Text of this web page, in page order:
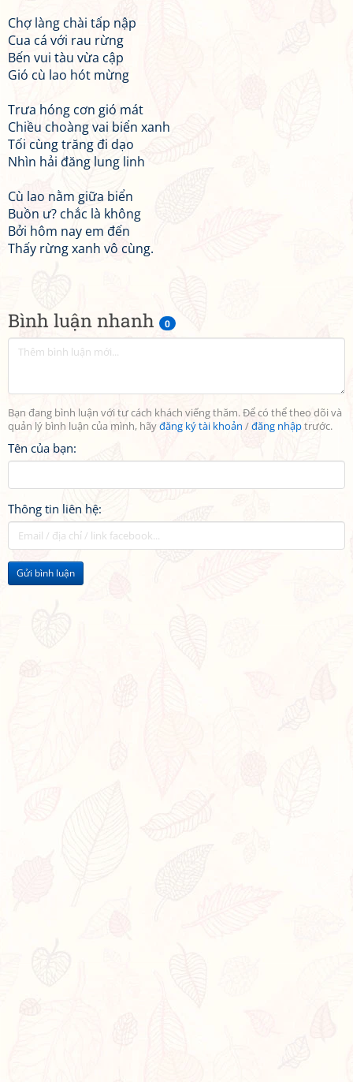
Bình luận nhanh 0
Bạn đang bình luận với tư cách khách viếng thăm. Để có thể theo dõi và
quản lý bình luận của mình, hãyđăng ký tài khoản /đăng nhậptrước.
Tên của bạn:
Thông tin liên hệ:
Gửi bình luận
Chợ làng chài tấp nập
Cua cá với rau rừng
Bến vui tàu vừa cập
Gió cù lao hót mừng
Trưa hóng cơn gió mát
Chiều choàng vai biển xanh
Tối cùng trăng đi dạo
Nhìn hải đăng lung linh
Cù lao nằm giữa biển
Buồn ư? chắc là không
Bởi hôm nay em đến
Thấy rừng xanh vô cùng.